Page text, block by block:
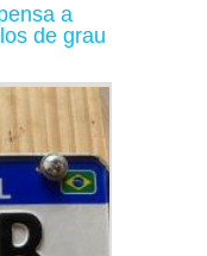
a
de grau